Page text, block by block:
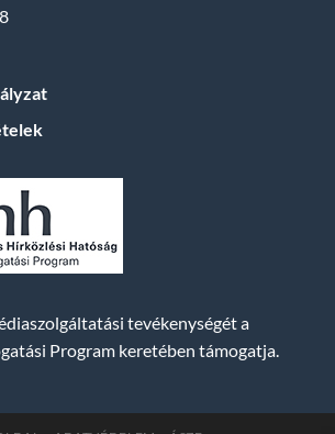
tevékenységét a
Program keretében támogatja.